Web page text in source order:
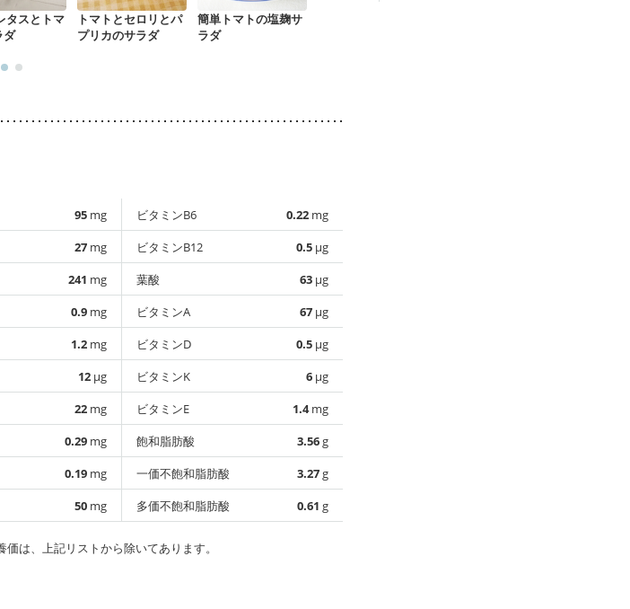
タスとトマ
ダ
トマトとセロリとパ
プリカのサラダ
簡単トマトの塩麹サ
ラダ
95 mg
27 mg
241 mg
0.9 mg
1.2 mg
12 µg
22 mg
0.29 mg
0.19 mg
50 mg
ビタミンB6 0.22 mg
ビタミンB12
0.5 µg
葉酸
63 µg
ビタミンA
67 µg
ビタミンD
0.5 µg
ビタミンK
6 µg
ビタミンE
1.4mg
飽和脂肪酸
3.56g
一価不飽和脂肪酸
3.27g
多価不飽和脂肪酸
0.61 g
は、上記リストから除いてあります。